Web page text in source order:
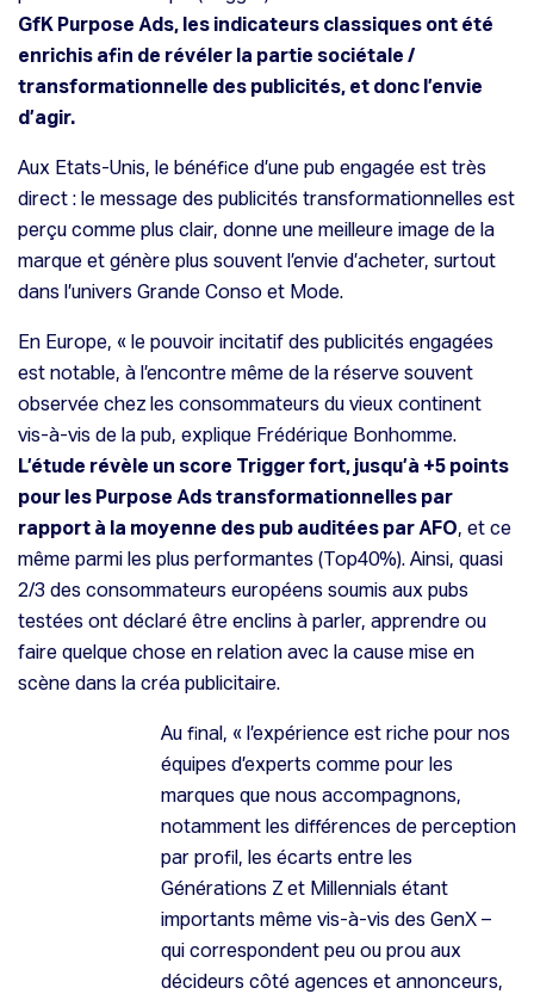
GfK Purpose Ads, les indicateurs classiques ont été
enrichis afin de révéler la partie sociétale /
transformationnelle des publicités, et donc l’envie
d’agir.
Aux Etats-Unis, le bénéfice d’une pub engagée est très
direct : le message des publicités transformationnelles est
perçu comme plus clair, donne une meilleure image de la
marque et génère plus souvent l’envie d’acheter, surtout
dans l’univers Grande Conso et Mode.
En Europe, «le pouvoir incitatif des publicités engagées
est notable, à l’encontre même de la réserve souvent
observée chez les consommateurs du vieux continent
vis-à-vis de la pub, explique Frédérique Bonhomme.
L’étude révèle un score Trigger fort, jusqu’à +5 points
pour les Purpose Ads transformationnelles par
rapport à la moyenne des pub auditées par AFO, et ce
même parmi les plus performantes (Top40%). Ainsi, quasi
2/3 des consommateurs européens soumis aux pubs
testées ont déclaré être enclins à parler, apprendre ou
faire quelque chose en relation avec la cause mise en
scène dans la créa publicitaire.
Au final, «l’expérience est riche pour nos
équipes d’experts comme pour les
marques que nous accompagnons,
notamment les différences de perception
par profil, les écarts entre les
Générations Z et Millennials étant
importants même vis-à-vis des GenX –
qui correspondent peu ou prou aux
décideurs côté agences et annonceurs,